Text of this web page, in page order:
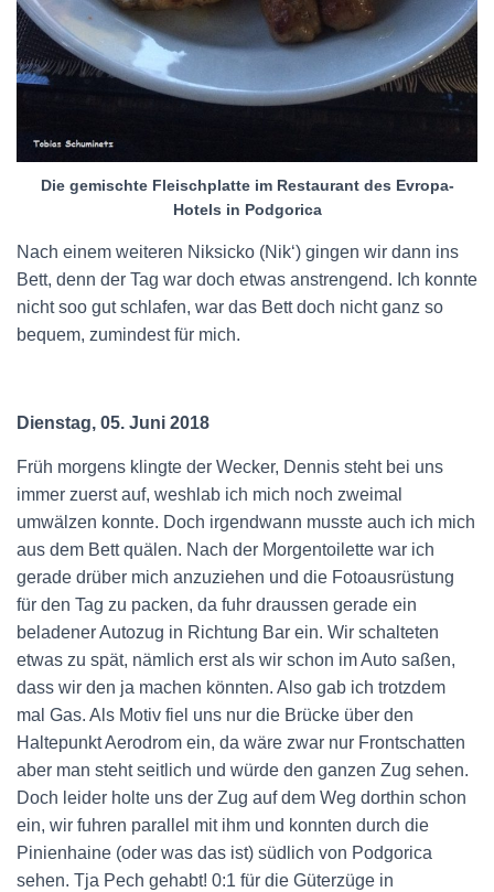
Die gemischte Fleischplatte im Restaurant des Evropa-
Hotels in Podgorica
Nach einem weiteren Niksicko (Nik‘) gingen wir dann ins
Bett, denn der Tag war doch etwas anstrengend. Ich konnte
nicht soo gut schlafen, war das Bett doch nicht ganz so
bequem, zumindest für mich.
Dienstag, 05. Juni 2018
Früh morgens klingte der Wecker, Dennis steht bei uns
immer zuerst auf, weshlab ich mich noch zweimal
umwälzen konnte. Doch irgendwann musste auch ich mich
aus dem Bett quälen. Nach der Morgentoilette war ich
gerade drüber mich anzuziehen und die Fotoausrüstung
für den Tag zu packen, da fuhr draussen gerade ein
beladener Autozug in Richtung Bar ein. Wir schalteten
etwas zu spät, nämlich erst als wir schon im Auto saßen,
dass wir den ja machen könnten. Also gab ich trotzdem
mal Gas. Als Motiv fiel uns nur die Brücke über den
Haltepunkt Aerodrom ein, da wäre zwar nur Frontschatten
aber man steht seitlich und würde den ganzen Zug sehen.
Doch leider holte uns der Zug auf dem Weg dorthin schon
ein, wir fuhren parallel mit ihm und konnten durch die
Pinienhaine (oder was das ist) südlich von Podgorica
sehen. Tja Pech gehabt! 0:1 für die Güterzüge in